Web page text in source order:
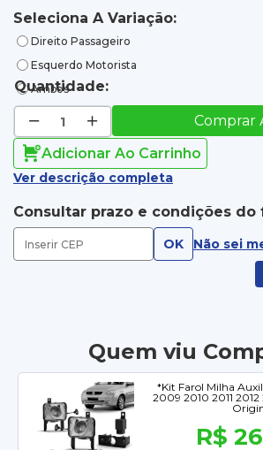
Seleciona A Variação:
Direito Passageiro
Esquerdo Motorista
Ambos
Quantidade:
Comprar
Adicionar Ao Carrinho
Ver descrição completa
Consultar prazo e condições do
OK Não sei
Quem viu
*Kit Farol Milha
2009 2010 2011
R$